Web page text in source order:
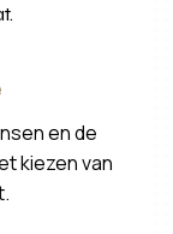
en de
kiezen van